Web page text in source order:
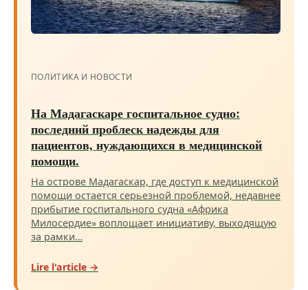
ПОЛИТИКА И НОВОСТИ
На Мадагаскаре госпитальное судно:
последний проблеск надежды для
пациентов, нуждающихся в медицинской
помощи.
На острове Мадагаскар, где доступ к медицинской
помощи остается серьезной проблемой, недавнее
прибытие госпитального судна «Африка
Милосердие» воплощает инициативу, выходящую
за рамки…
Lire l'article →